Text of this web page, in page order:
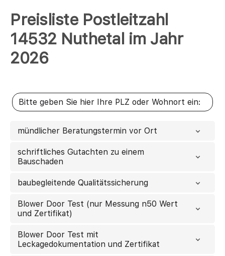
Preisliste Postleitzahl
14532 Nuthetal im Jahr
2026
mündlicher Beratungstermin vor Ort
schriftliches Gutachten zu einem
Bauschaden
baubegleitende Qualitätssicherung
Blower Door Test (nur Messung n50 Wert
und Zertifikat)
Blower Door Test mit
Leckagedokumentation und Zertifikat